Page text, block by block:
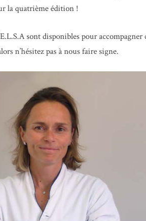
la quatrième édition !
sont disponibles pour
n’hésitez pas à nous faire signe.